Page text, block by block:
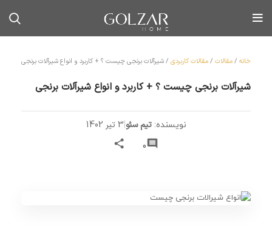
خانه /مقالات /مقالات کاربردی /شیرآلات برنجی چیست ؟ + کاربرد و انواع شیرآلات برنجی
شیرآلات برنجی چیست ؟ + کاربرد و انواع شیرآلات برنجی
نویسنده: تیم سئو|3 تیر 1402
0